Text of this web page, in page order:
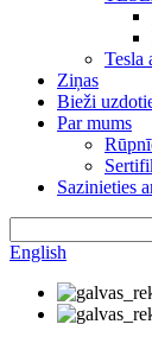
Tesla
Ziņas
Bieži
Par mums
Sazinieties
English